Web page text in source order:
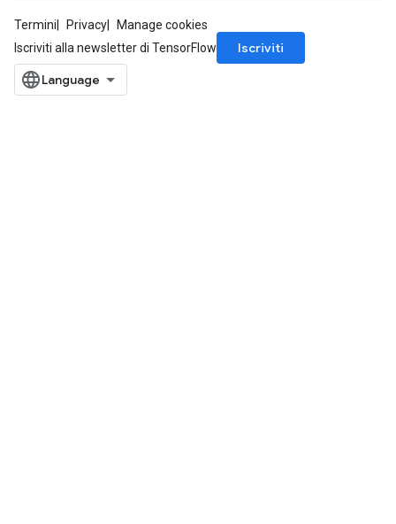
Termini Privacy
Manage cookies
Iscriviti alla newsletter di TensorFlow
Iscriviti